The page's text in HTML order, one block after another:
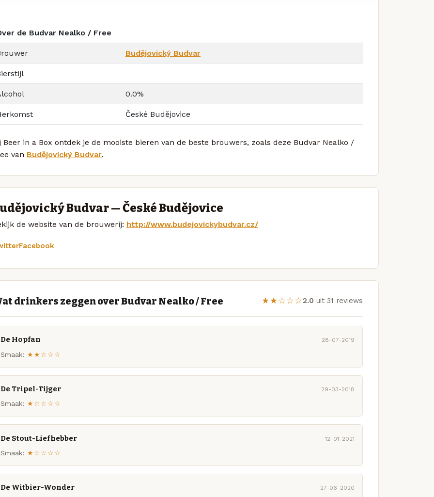
de Budvar Nealko / Free
Budějovický Budvar
0.0%
České Budějovice
Beer in a Box ontdek je de mooiste bieren van de beste brouwers, zoals deze Budvar Nealko /
van Budějovický Budvar.
Budvar — České Budějovice
de website van de brouwerij: http://www.budejovickybudvar.cz/
Facebook
drinkers zeggen over Budvar Nealko / Free ★★☆☆☆2.0 uit 31 reviews
De Hopfan 28-07-2019
Smaak: ★★☆☆☆
De Tripel-Tijger 29-03-2018
Smaak: ★☆☆☆☆
De Stout-Liefhebber 12-01-2021
Smaak: ★☆☆☆☆
De Witbier-Wonder 27-06-2020